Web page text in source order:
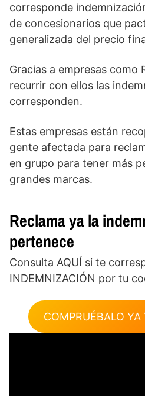
corresponde
de concesionarios que
generalizada del precio
Gracias a empresas como
recurrir con ellos las
corresponden.
Estas empresas están
gente afectada para
en grupo para tener más
grandes marcas.
Reclama ya la
pertenece
Consulta AQUÍ si te
INDEMNIZACIÓN por tu
COMPRUÉBALO